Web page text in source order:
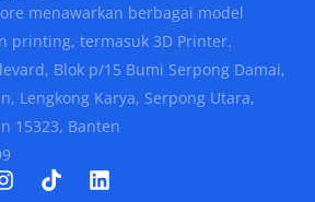
menawarkan berbagai model
printing, termasuk 3D Printer.
Blok p/15 Bumi Serpong Damai,
Lengkong Karya, Serpong Utara,
15323, Banten